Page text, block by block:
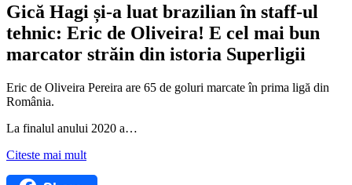
Gică Hagi și-a luat brazilian în staff-ul
tehnic: Eric de Oliveira! E cel mai bun
marcator străin din istoria Superligii
Eric de Oliveira Pereira are 65 de goluri marcate în prima ligă din
România.
La finalul anului 2020 a…
Citeste mai mult